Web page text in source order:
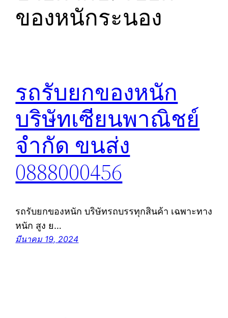
ของหนักระนอง
รถรับยกของหนัก
บริษัทเซียนพาณิชย์
จำกัด ขนส่ง
0888000456
รถรับยกของหนัก บริษัทรถบรรทุกสินค้า เฉพาะทาง
หนัก สูง ย…
มีนาคม 19, 2024